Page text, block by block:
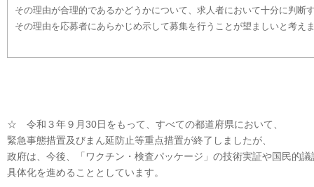
その理由が合理的であるかどうかについて、求人者において十分に判断
その理由を応募者にあらかじめ示して募集を行うことが望ましいと考え
☆ 令和３年９月30日をもって、すべての都道府県において、
緊急事態措置及びまん延防止等重点措置が終了しましたが、
政府は、今後、「ワクチン・検査パッケージ」の技術実証や国民的議
具体化を進めることとしています。